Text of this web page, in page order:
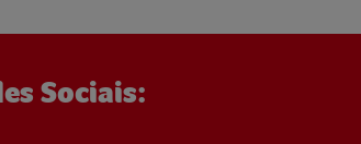
Sociais: